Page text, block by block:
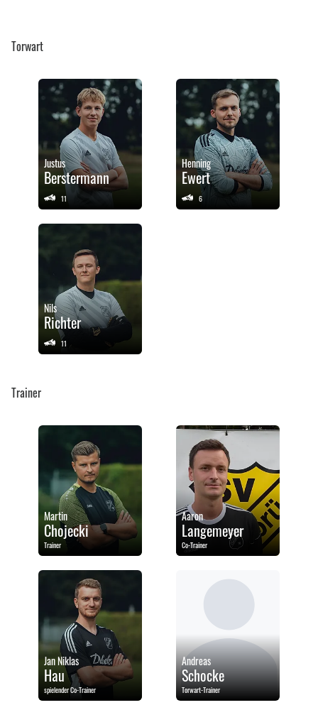
Torwart
Justus
Berstermann
11
Henning
Ewert
6
Nils
Richter
11
Trainer
Martin
Chojecki
Trainer
Aaron
Langemeyer
Co-Trainer
Jan Niklas
Hau
spielender Co-Trainer
Andreas
Schocke
Torwart-Trainer